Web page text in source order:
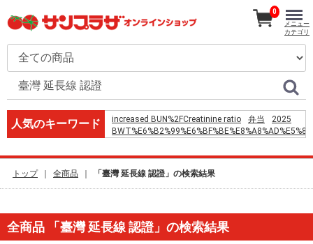
人気のキーワード increased BUN%2FCreatinine ratio 弁当
2025
%E5%8F%A3%E5%86%85%E7%99%BA%E5%B0%84
%E6%B3%A2%E8%A8%98
%D7%9E%D7%AA%D7%9B%D7%95%D7%9F
%D7%91%D7%91%D7%9C%D7%99%D7%9C%D7%94
0
メニュー
カテゴリ
トップ 全商品 「臺灣 延長線 認證」の検索結果
全商品 「臺灣 延長線 認證」の検索結果